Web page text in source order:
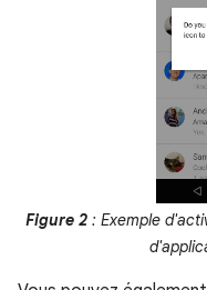
Figure 2: Exemple